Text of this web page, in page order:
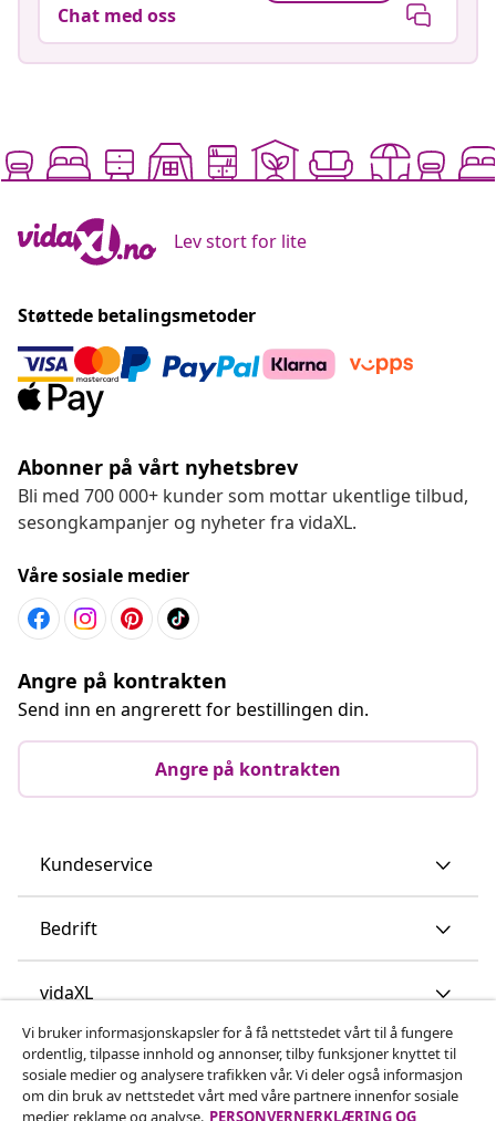
Chat med oss
Lev stort for lite
Støttede betalingsmetoder
Abonner på vårt nyhetsbrev
Bli med 700 000+ kunder som mottar ukentlige tilbud,
sesongkampanjer og nyheter fra vidaXL.
Våre sosiale medier
Angre på kontrakten
Send inn en angrerett for bestillingen din.
Angre på kontrakten
Kundeservice
Bedrift
vidaXL
Oppdag mer
Vi bruker informasjonskapsler for å få nettstedet vårt til å fungere
ordentlig, tilpasse innhold og annonser, tilby funksjoner knyttet til
sosiale medier og analysere trafikken vår. Vi deler også informasjon
om din bruk av nettstedet vårt med våre partnere innenfor sosiale
medier, reklame og analyse. PERSONVERNERKLÆRING OG